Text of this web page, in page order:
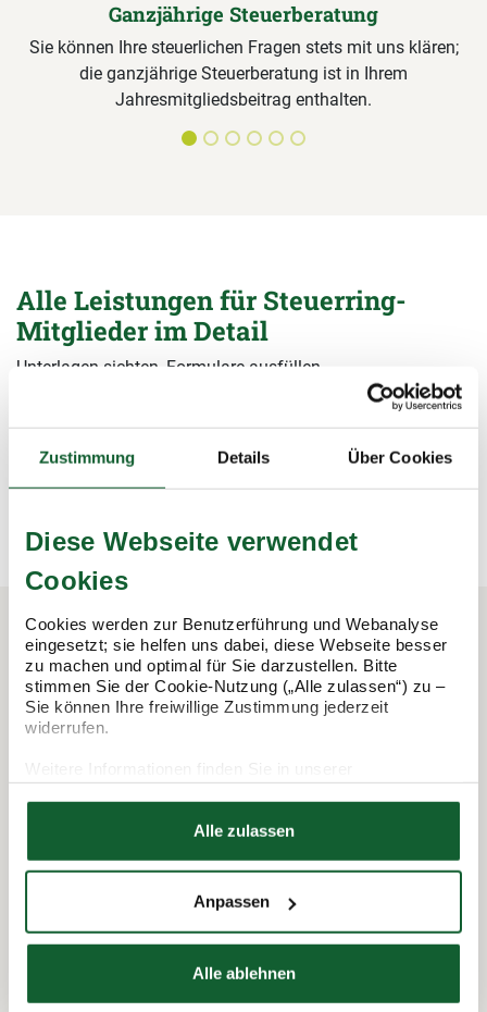
Zustimmung Details Über Cookies
Diese Webseite verwendet
Cookies
Cookies werden zur Benutzerführung und Webanalyse
eingesetzt; sie helfen uns dabei, diese Webseite besser
zu machen und optimal für Sie darzustellen. Bitte
stimmen Sie der Cookie-Nutzung („Alle zulassen“) zu –
Sie können Ihre freiwillige Zustimmung jederzeit
widerrufen.
Datenschutzerklärung
Hier finden Sie unser
Alle zulassen
Anpassen
Alle ablehnen
Ganzjährige Steuerberatung
Sie können Ihre steuerlichen Fragen stets mit uns klären;
die ganzjährige Steuerberatung ist in Ihrem
Jahresmitgliedsbeitrag enthalten.
Alle Leistungen für Steuerring-
Mitglieder im Detail
Unterlagen sichten, Formulare ausfüllen,
Steuerermäßigungen beantragen, Bescheide prüfen – wir
sichern damit Ihre Steuervorteile.
mehr erfahren
In 3 Schritten zur Steuererklärung.
So funktioniert's:
Termin vereinbaren